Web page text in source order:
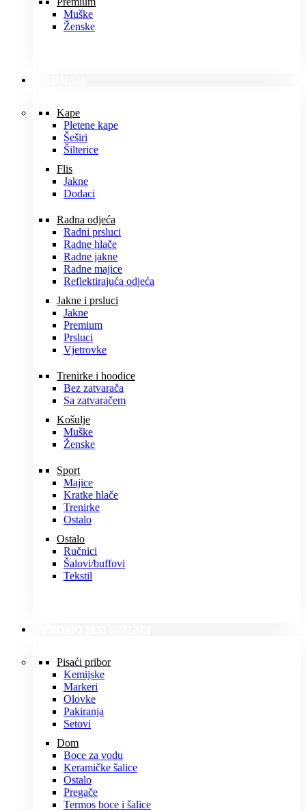
Muške
Ženske
Kape
Pletene kape
Šeširi
Šilterice
Flis
Jakne
Dodaci
Radna odjeća
Radni prsluci
Radne hlače
Radne jakne
Radne majice
Reflektirajuća odjeća
Jakne i prsluci
Jakne
Premium
Prsluci
Vjetrovke
Trenirke i hoodice
Bez zatvarača
Sa zatvaračem
Košulje
Muške
Ženske
Sport
Majice
Kratke hlače
Trenirke
Ostalo
Ostalo
Ručnici
Šalovi/buffovi
Tekstil
Pisaći pribor
Kemijske
Markeri
Olovke
Pakiranja
Setovi
Dom
Boce za vodu
Keramičke šalice
Ostalo
Pregače
Termos boce i šalice